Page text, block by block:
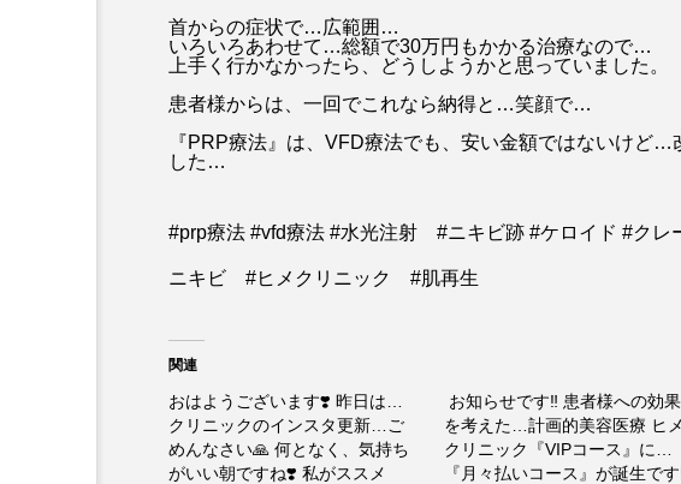
首からの症状で…広範囲…
いろいろあわせて…総額で30万円もかかる治療なので…
上手く行かなかったら、どうしようかと思っていました。
患者様からは、一回でこれなら納得と…笑顔で…
『PRP療法』は、VFD療法でも、安い金額ではないけど…
した…
#prp療法 #vfd療法 #水光注射 #ニキビ跡 #ケロイド #ク
ニキビ #ヒメクリニック #肌再生
関連
おはようございます❣️ 昨日は…
クリニックのインスタ更新…ご
めんなさい🙏 何となく、気持ち
がいい朝ですね❣️ 私がススメ
⁡ お知らせです‼️ 患者様への効果
を考えた…計画的美容医療 ヒメ
クリニック『VIPコース』に…
『月々払いコース』が誕生です